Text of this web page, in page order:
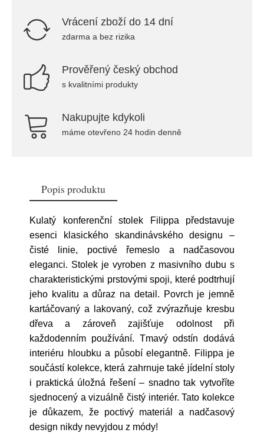
Vrácení zboží do 14 dní
zdarma a bez rizika
Prověřený český obchod
s kvalitními produkty
Nakupujte kdykoli
máme otevřeno 24 hodin denně
Popis produktu
Kulatý konferenční stolek Filippa představuje
esenci klasického skandinávského designu –
čisté linie, poctivé řemeslo a nadčasovou
eleganci. Stolek je vyroben z masivního dubu s
charakteristickými prstovými spoji, které podtrhují
jeho kvalitu a důraz na detail. Povrch je jemně
kartáčovaný a lakovaný, což zvýrazňuje kresbu
dřeva a zároveň zajišťuje odolnost při
každodenním používání. Tmavý odstín dodává
interiéru hloubku a působí elegantně. Filippa je
součástí kolekce, která zahrnuje také jídelní stoly
i praktická úložná řešení – snadno tak vytvoříte
sjednocený a vizuálně čistý interiér. Tato kolekce
je důkazem, že poctivý materiál a nadčasový
design nikdy nevyjdou z módy!